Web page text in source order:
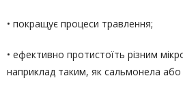
• покращує процеси травлення;
• ефективно протистоїть різним
наприклад таким, як сальмонела